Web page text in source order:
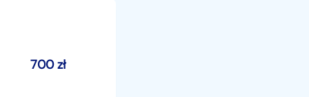
700zł